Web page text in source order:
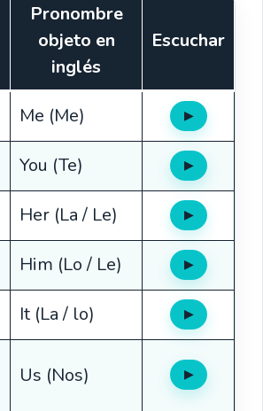
Pronombre
objeto en
inglés
Escuchar
Me (Me) ▶Oír
You (Te) ▶Oír
Her (La / Le) ▶Oír
Him (Lo / Le) ▶Oír
It (La / lo) ▶Oír
Us (Nos) ▶Oír